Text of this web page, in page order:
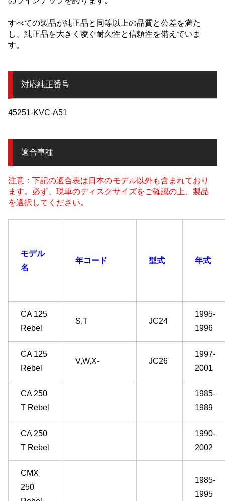
すべての製品が純正品と同等以上の品質と公差を満た
し、純正品を大きく凌ぐ耐久性と信頼性を備えていま
す。
対応純正番号
45251-KVC-A51
適合車種
注意：下記の適合表は日本のモデル以外も含まれており
ます。必ず、現車のディスクサイズをご確認の上、製品
を選択してください。
モデル
名
年コード 型式 年式
CA 125
Rebel
S,T JC24
1995-
1996
CA 125
Rebel
V,W,X- JC26
1997-
2001
CA 250
T Rebel
1985-
1989
CA 250
T Rebel
1990-
2002
CMX
250
1985-
1995